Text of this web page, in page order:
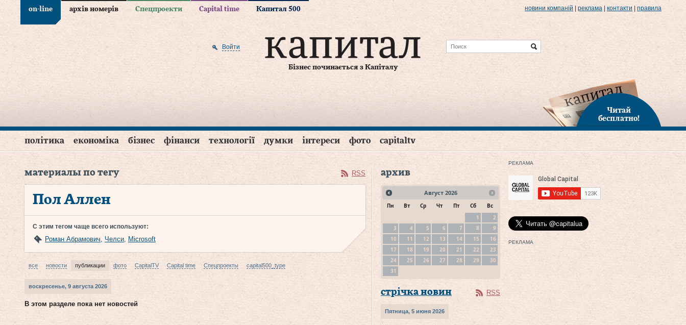
on-line архів номерів Спецпроекти Capital time Капитал 500 новини компаній реклама контакти правила
Бізнес починається з Капіталу
Войти
Читай
бесплатно!
політика економіка бізнес фінанси технології думки інтереси фото capitaltv
материалы по тегу RSS
Пол Аллен
С этим тегом чаще всего используют:
Роман Абрамович, Челси, Microsoft
все новости публикации фото CapitalTV Capital time Спецпроекты capital500_type
воскресенье, 9 августа 2026
В этом разделе пока нет новостей
архив
Август 2026
Пн Вт Ср Чт Пт Сб
Вс
1
2
3
4 5 6 7 8
9
10
11 12 13 14 15
16
17
18 19 20 21 22
23
24
25 26 27 28 29
30
31
стрічка новин RSS
Пятница, 5 июня 2026
РЕКЛАМА
РЕКЛАМА